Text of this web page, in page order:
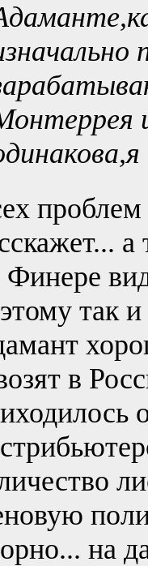
проблем
Финере
так
в
на